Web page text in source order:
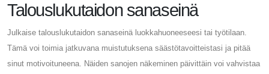
Talouslukutaidon sanaseinä
Julkaise talouslukutaidon sanaseinä luokkahuoneeseesi tai työtilaan.
Tämä voi toimia jatkuvana muistutuksena säästötavoitteistasi ja pitää
sinut motivoituneena. Näiden sanojen näkeminen päivittäin voi vahvistaa